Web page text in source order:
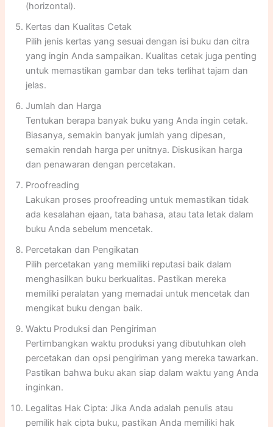
(horizontal).
Kertas dan Kualitas Cetak
Pilih jenis kertas yang sesuai dengan isi buku dan citra
yang ingin Anda sampaikan. Kualitas cetak juga penting
untuk memastikan gambar dan teks terlihat tajam dan
jelas.
Jumlah dan Harga
Tentukan berapa banyak buku yang Anda ingin cetak.
Biasanya, semakin banyak jumlah yang dipesan,
semakin rendah harga per unitnya. Diskusikan harga
dan penawaran dengan percetakan.
Proofreading
Lakukan proses proofreading untuk memastikan tidak
ada kesalahan ejaan, tata bahasa, atau tata letak dalam
buku Anda sebelum mencetak.
Percetakan dan Pengikatan
Pilih percetakan yang memiliki reputasi baik dalam
menghasilkan buku berkualitas. Pastikan mereka
memiliki peralatan yang memadai untuk mencetak dan
mengikat buku dengan baik.
Waktu Produksi dan Pengiriman
Pertimbangkan waktu produksi yang dibutuhkan oleh
percetakan dan opsi pengiriman yang mereka tawarkan.
Pastikan bahwa buku akan siap dalam waktu yang Anda
inginkan.
Legalitas Hak Cipta: Jika Anda adalah penulis atau
pemilik hak cipta buku, pastikan Anda memiliki hak